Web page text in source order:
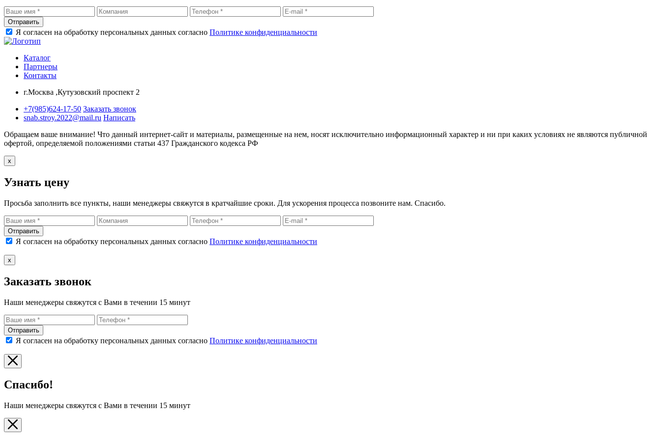
Отправить
Я согласен на обработку персональных данных согласно Политике конфиденциальности
Каталог
Партнеры
Контакты
г.Москва ,Кутузовский проспект 2
+7(985)624-17-50 Заказать звонок
snab.stroy.2022@mail.ru Написать
Обращаем ваше внимание! Что данный интернет-сайт и материалы, размещенные на нем, носят исключительно информационный характер и ни при каких условиях не являются публичной
офертой, определяемой положениями статьи 437 Гражданского кодекса РФ
x
Узнать цену
Просьба заполнить все пункты, наши менеджеры свяжутся в кратчайшие сроки. Для ускорения процесса позвоните нам. Спасибо.
Отправить
Я согласен на обработку персональных данных согласно Политике конфиденциальности
x
Заказать звонок
Наши менеджеры свяжутся с Вами в течении 15 минут
Отправить
Я согласен на обработку персональных данных согласно Политике конфиденциальности
Спасибо!
Наши менеджеры свяжутся с Вами в течении 15 минут